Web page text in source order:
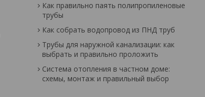
Как правильно паять полипропиленовые
трубы
Как собрать водопровод из ПНД труб
Трубы для наружной канализации: как
выбрать и правильно проложить
Система отопления в частном доме:
схемы, монтаж и правильный выбор